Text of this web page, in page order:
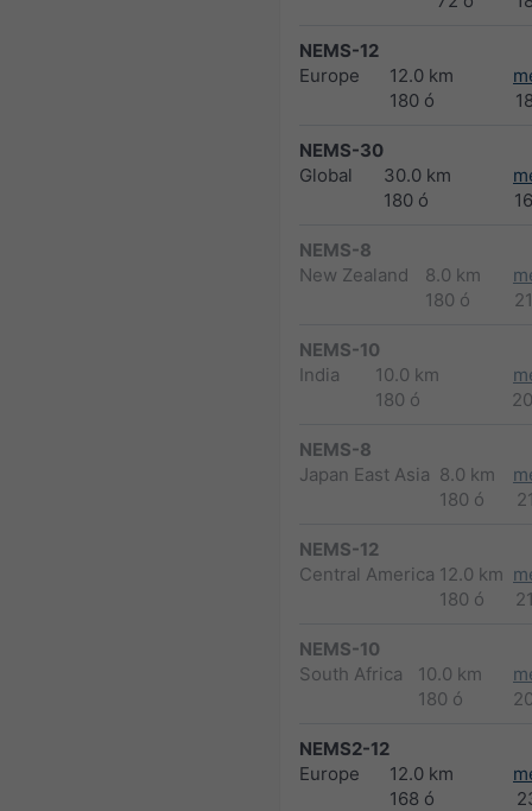
NEMS-12
Europe
12.0 km
180 ó
NEMS-30
Global
30.0 km
180 ó
NEMS-8
New Zealand
8.0 km
180 ó
NEMS-10
India
10.0 km
180 ó
NEMS-8
Japan East Asia 8.0 km
180 ó
NEMS-12
Central America 12.0 km
180 ó
NEMS-10
South Africa
10.0 km
180 ó
NEMS2-12
Europe
12.0 km
168 ó